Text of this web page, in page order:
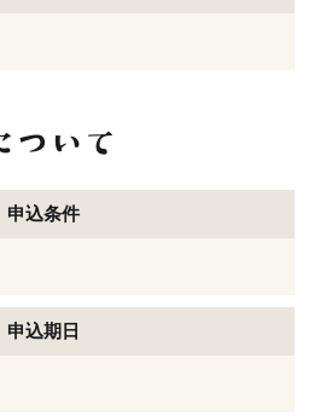
申込条件
申込期日